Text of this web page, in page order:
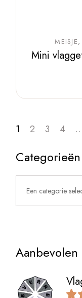
MEISJE
Mini
1 2 3 4
Categorieën
Een
categorie
selecteren